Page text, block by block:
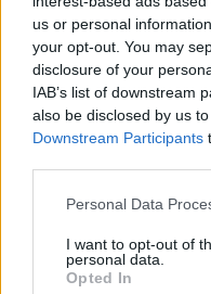
us or personal
your opt-out. You may
disclosure of your
IAB’s list of downstream
also be disclosed by us
Downstream Participants
Personal Data
I want to opt-out of
personal data.
Opted In
acaba patint però
la lliga
Setmanari l'Ebre - setembre